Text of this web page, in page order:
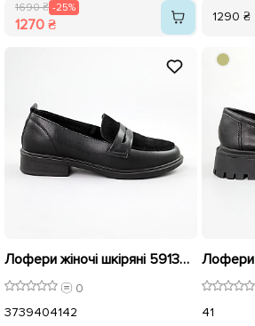
1690 ₴ -25%
1270 ₴ 1290 ₴
Лофери жіночі шкіряні 591372 Чорні розпродаж
0
3739404142
41